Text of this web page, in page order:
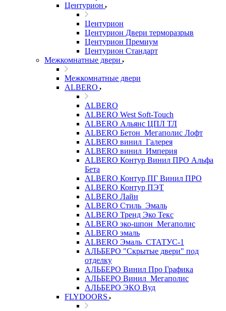
Центурион
Центурион
Центурион Двери терморазрыв
Центурион Премиум
Центурион Стандарт
Межкомнатные двери
Межкомнатные двери
ALBERO
ALBERO
ALBERO West Soft-Touch
ALBERO Альянс ЦПЛ ТЛ
ALBERO Бетон_Мегаполис Лофт
ALBERO винил_Галерея
ALBERO винил_Империя
ALBERO Контур Винил ПРО Альфа
Бета
ALBERO Контур ПГ Винил ПРО
ALBERO Контур ПЭТ
ALBERO Лайн
ALBERO Стиль_Эмаль
ALBERO Тренд Эко Текс
ALBERO эко-шпон_Мегаполис
ALBERO эмаль
ALBERO Эмаль_СТАТУС-1
АЛЬБЕРО "Скрытые двери" под
отделку
АЛЬБЕРО Винил Про Графика
АЛЬБЕРО Винил_Мегаполис
АЛЬБЕРО ЭКО Вуд
FLYDOORS